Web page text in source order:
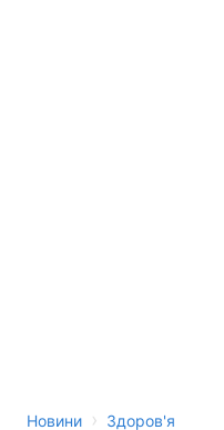
Новини › Здоров'я